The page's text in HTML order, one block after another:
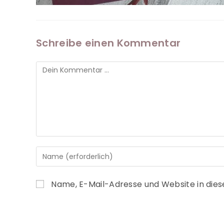
Schreibe einen Kommentar
Name, E-Mail-Adresse und Website in